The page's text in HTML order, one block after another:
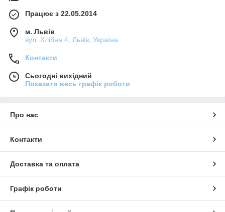
Працює з 22.05.2014
м. Львів
вул. Хлібна 4, Львів, Україна
Контакти
Сьогодні вихідний
Показати весь графік роботи
Про нас
Контакти
Доставка та оплата
Графік роботи